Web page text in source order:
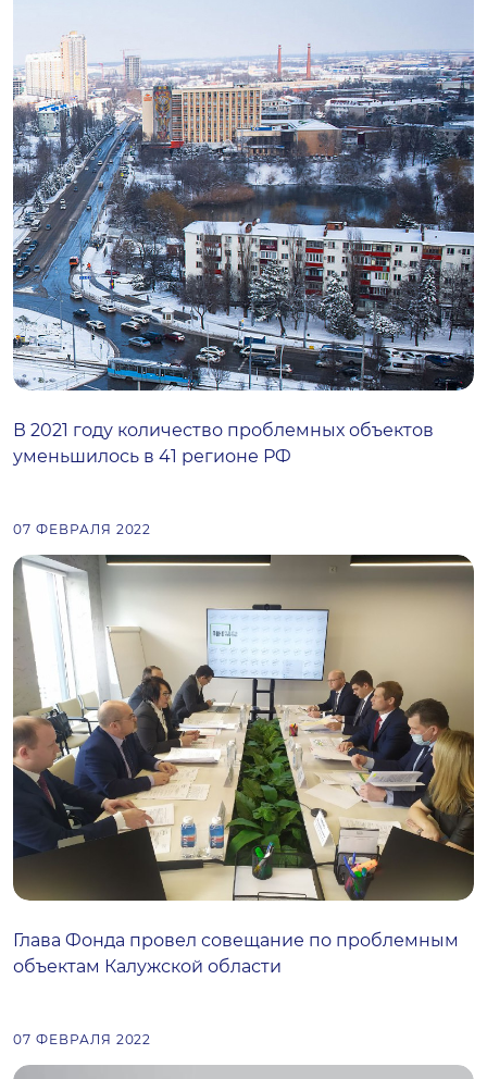
В 2021 году количество проблемных объектов
уменьшилось в 41 регионе РФ
07 ФЕВРАЛЯ 2022
Глава Фонда провел совещание по проблемным
объектам Калужской области
07 ФЕВРАЛЯ 2022